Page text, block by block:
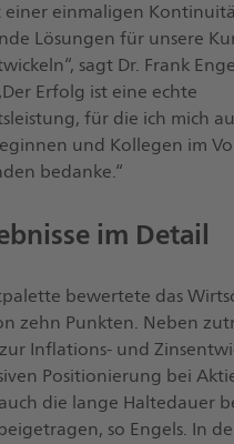
einer einmaligen
Lösungen für unsere
sagt Dr. Frank
Erfolg ist eine echte
für die ich mich
und Kollegen im
bedanke.“
im Detail
bewertete das
zehn Punkten. Neben
Inflations- und
Positionierung bei
die lange Haltedauer
so Engels. In